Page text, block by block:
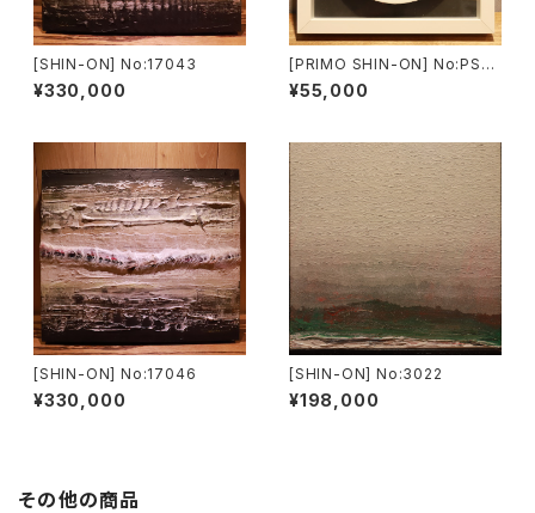
[SHIN-ON] No:17043
¥330,000
[PRIMO SHIN-ON] No:PS16
017
¥55,000
[SHIN-ON] No:17046
¥330,000
[SHIN-ON] No:3022
¥198,000
その他の商品